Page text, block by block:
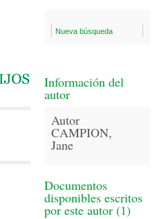
Nueva búsqueda
Información del
autor
Autor
CAMPION,
Jane
Documentos
disponibles escritos
por este autor (1)